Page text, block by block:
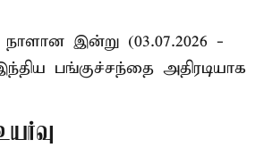
இன்று (03.07.2026 -
பங்குச்சந்தை அதிரடியாக